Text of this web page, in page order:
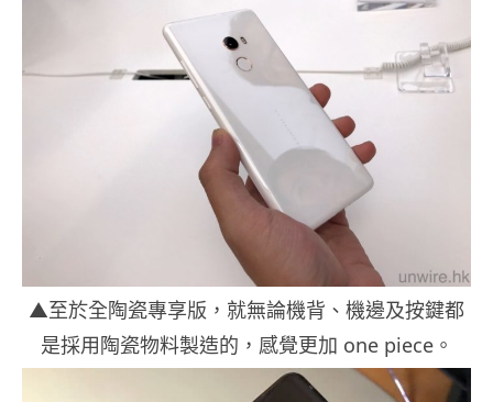
▲至於全陶瓷專享版，就無論機背、機邊及按鍵都
是採用陶瓷物料製造的，感覺更加 one piece。